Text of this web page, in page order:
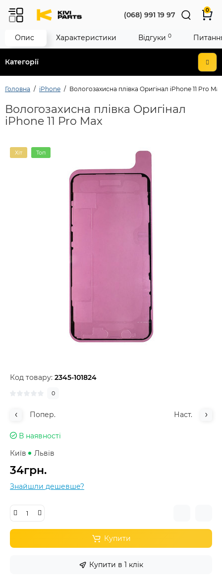
Категорії
(068) 991 19 97
0
Головна iPhone Вологозахисна плівка Oригінал iPhone 11 Pro Max
Вологозахисна плівка Oригінал
iPhone 11 Pro Max
Хіт Топ
Код товару: 2345-101824
0
Попер. Наст.
В наявності
Київ
Львів
34грн.
Знайшли дешевше?
Купити
Купити в 1 клік
Опис Характеристики Відгуки 0